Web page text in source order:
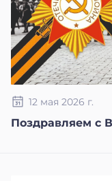
12 мая 2026 г.
Поздравляем с